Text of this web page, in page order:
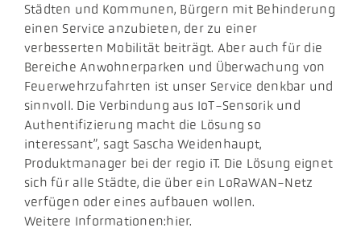
Städten und Kommunen, Bürgern mit Behinderung
einen Service anzubieten, der zu einer
verbesserten Mobilität beiträgt. Aber auch für die
Bereiche Anwohnerparken und Überwachung von
Feuerwehrzufahrten ist unser Service denkbar und
sinnvoll. Die Verbindung aus IoT-Sensorik und
Authentifizierung macht die Lösung so
interessant”, sagt Sascha Weidenhaupt,
Produktmanager bei der regio iT. Die Lösung eignet
sich für alle Städte, die über ein LoRaWAN-Netz
verfügen oder eines aufbauen wollen.
Weitere Informationen:hier.